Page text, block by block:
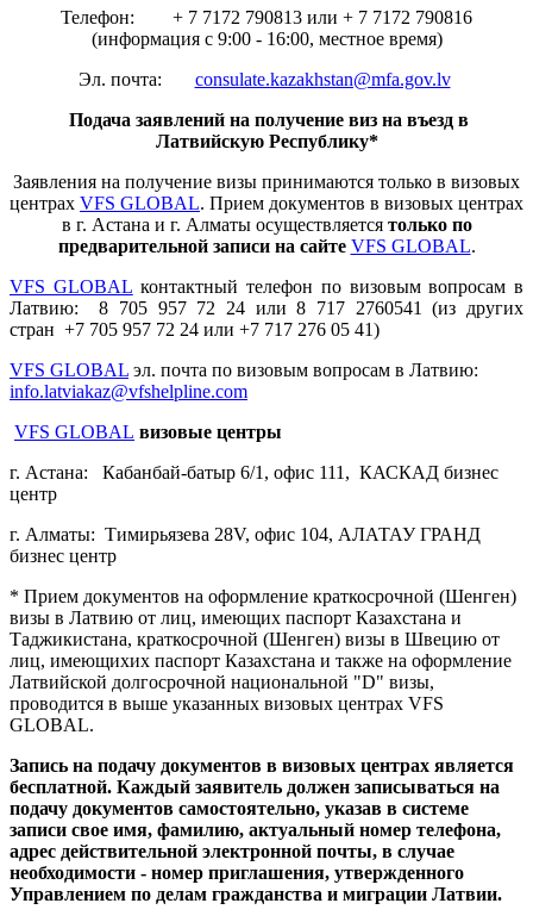
Телефон: + 7 7172 790813 или + 7 7172 790816
(информация с 9:00 - 16:00, местное время)
Эл. почта: consulate.kazakhstan@mfa.gov.lv
Подача заявлений на получение виз на въезд в
Латвийскую Республику*
Заявления на получение визы принимаются только в визовых
центрах VFS GLOBAL. Прием документов в визовых центрах
в г. Астана и г. Алматы осуществляется только по
предварительной записи на сайте VFS GLOBAL.
VFS GLOBAL контактный телефон по визовым вопросам в
Латвию: 8 705 957 72 24 или 8 717 2760541 (из других
стран +7 705 957 72 24 или +7 717 276 05 41)
VFS GLOBAL эл. почта по визовым вопросам в Латвию:
info.latviakaz@vfshelpline.com
VFS GLOBAL визовые центры
г. Астана: Кабанбай-батыр 6/1, офис 111, КАСКАД бизнес
центр
г. Алматы: Тимирьязева 28V, офис 104, АЛАТАУ ГРАНД
бизнес центр
* Прием документов на оформление краткосрочной (Шенген)
визы в Латвию от лиц, имеющих паспорт Казахстана и
Таджикистана, краткосрочной (Шенген) визы в Швецию от
лиц, имеющихих паспорт Казахстана и также на оформление
Латвийской долгосрочной национальной "D" визы,
проводится в выше указанных визовых центрах VFS
GLOBAL.
Запись на подачу документов в визовых центрах является
бесплатной. Каждый заявитель должен записываться на
подачу документов самостоятельно, указав в системе
записи свое имя, фамилию, актуальный номер телефона,
адрес действительной электронной почты, в случае
необходимости - номер приглашения, утвержденного
Управлением по делам гражданства и миграции Латвии.